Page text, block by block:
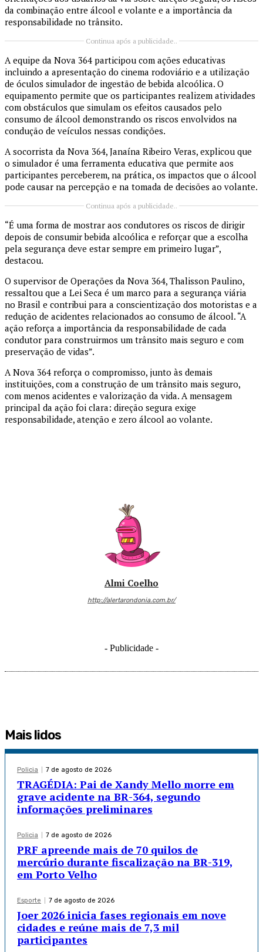
da combinação entre álcool e volante e a importância da
responsabilidade no trânsito.
Continua após a publicidade..
A equipe da Nova 364 participou com ações educativas
incluindo a apresentação do cinema rodoviário e a utilização
de óculos simulador de ingestão de bebida alcoólica. O
equipamento permite que os participantes realizem atividades
com obstáculos que simulam os efeitos causados pelo
consumo de álcool demonstrando os riscos envolvidos na
condução de veículos nessas condições.
A socorrista da Nova 364, Janaína Ribeiro Veras, explicou que
o simulador é uma ferramenta educativa que permite aos
participantes perceberem, na prática, os impactos que o álcool
pode causar na percepção e na tomada de decisões ao volante.
Continua após a publicidade..
“É uma forma de mostrar aos condutores os riscos de dirigir
depois de consumir bebida alcoólica e reforçar que a escolha
pela segurança deve estar sempre em primeiro lugar”,
destacou.
O supervisor de Operações da Nova 364, Thalisson Paulino,
ressaltou que a Lei Seca é um marco para a segurança viária
no Brasil e contribui para a conscientização dos motoristas e a
redução de acidentes relacionados ao consumo de álcool. “A
ação reforça a importância da responsabilidade de cada
condutor para construirmos um trânsito mais seguro e com
preservação de vidas”.
A Nova 364 reforça o compromisso, junto às demais
instituições, com a construção de um trânsito mais seguro,
com menos acidentes e valorização da vida. A mensagem
principal da ação foi clara: direção segura exige
responsabilidade, atenção e zero álcool ao volante.
Almi Coelho
http://alertarondonia.com.br/
- Publicidade -
Mais lidos
Policia 7 de agosto de 2026
TRAGÉDIA: Pai de Xandy Mello morre em
grave acidente na BR-364, segundo
informações preliminares
Policia 7 de agosto de 2026
PRF apreende mais de 70 quilos de
mercúrio durante fiscalização na BR-319,
em Porto Velho
Esporte 7 de agosto de 2026
Joer 2026 inicia fases regionais em nove
cidades e reúne mais de 7,3 mil
participantes